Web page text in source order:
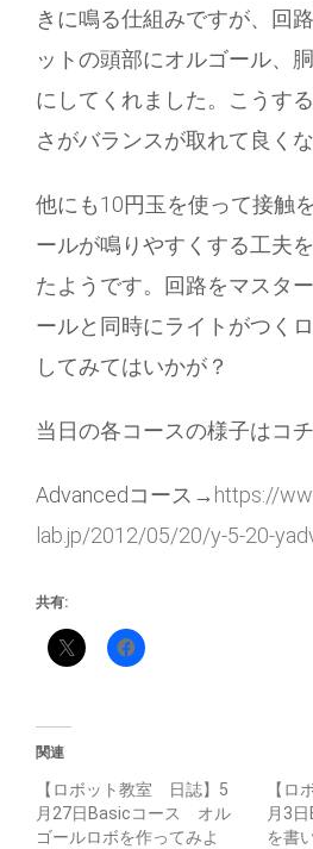
きに鳴る仕組みですが、回
ットの頭部にオルゴール、
にしてくれました。こうす
さがバランスが取れて良くな
他にも10円玉を使って接触
ールが鳴りやすくする工夫
たようです。回路をマスタ
ールと同時にライトがつく
してみてはいかが？
当日の各コースの様子はコ
Advancedコース→https://
lab.jp/2012/05/20/y-5-20-
共有:
関連
【ロボット教室 日誌】5
月27日Basicコース オル
ゴールロボを作ってみよ
【
月3
を書